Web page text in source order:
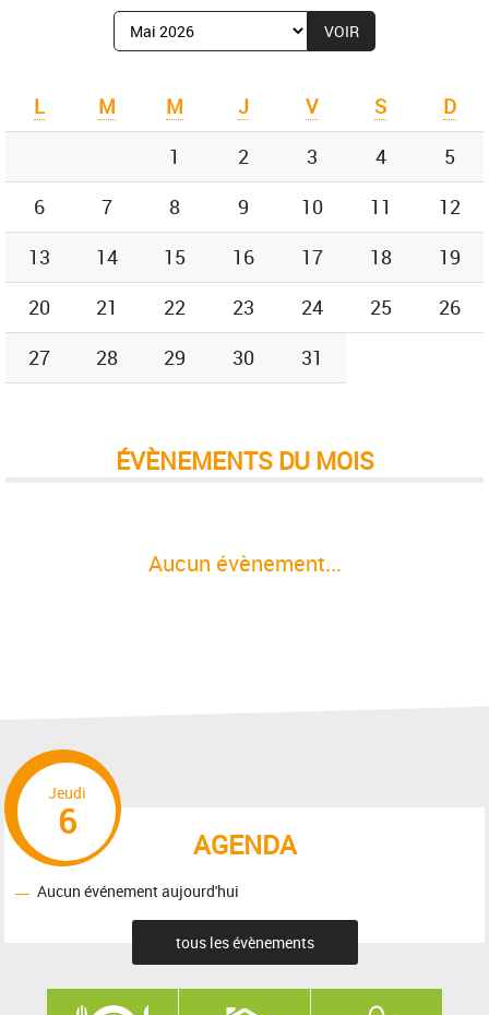
Afficher
le
de
:
L M M J V S
D
1
2 3 4
5
6
7 8 9 10 11
12
13
14 15 16 17 18
19
20
21 22 23 24 25
26
27
28 29 30 31
ÉVÈNEMENTS DU MOIS
Aucun évènement...
AGENDA
Jeudi
6
Aucun événement aujourd'hui
tous les évènements